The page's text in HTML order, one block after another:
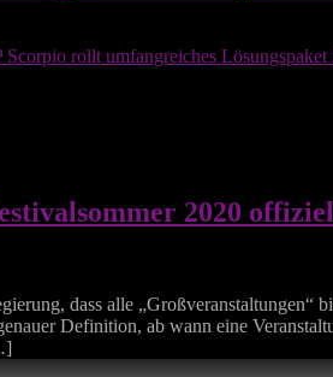
2020
dass alle
Definition, ab wann eine